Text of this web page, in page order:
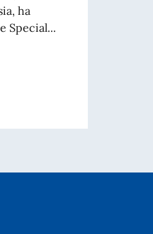
2027
ha
Special...
la delegazione imprenditoriale